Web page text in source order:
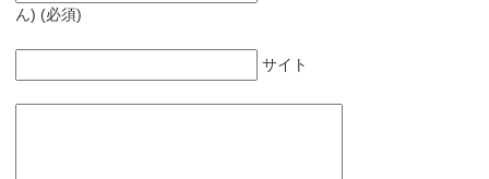
ん) (必須)
サイト